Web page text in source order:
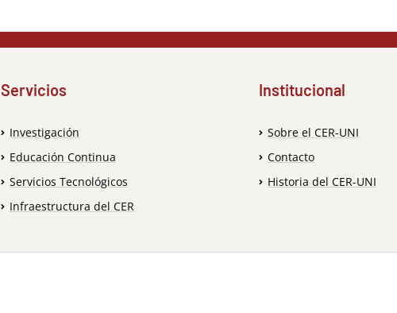
Servicios
Investigación
Educación Continua
Servicios Tecnológicos
Infraestructura del CER
Institucional
Sobre el CER-UNI
Contacto
Historia del CER-UNI